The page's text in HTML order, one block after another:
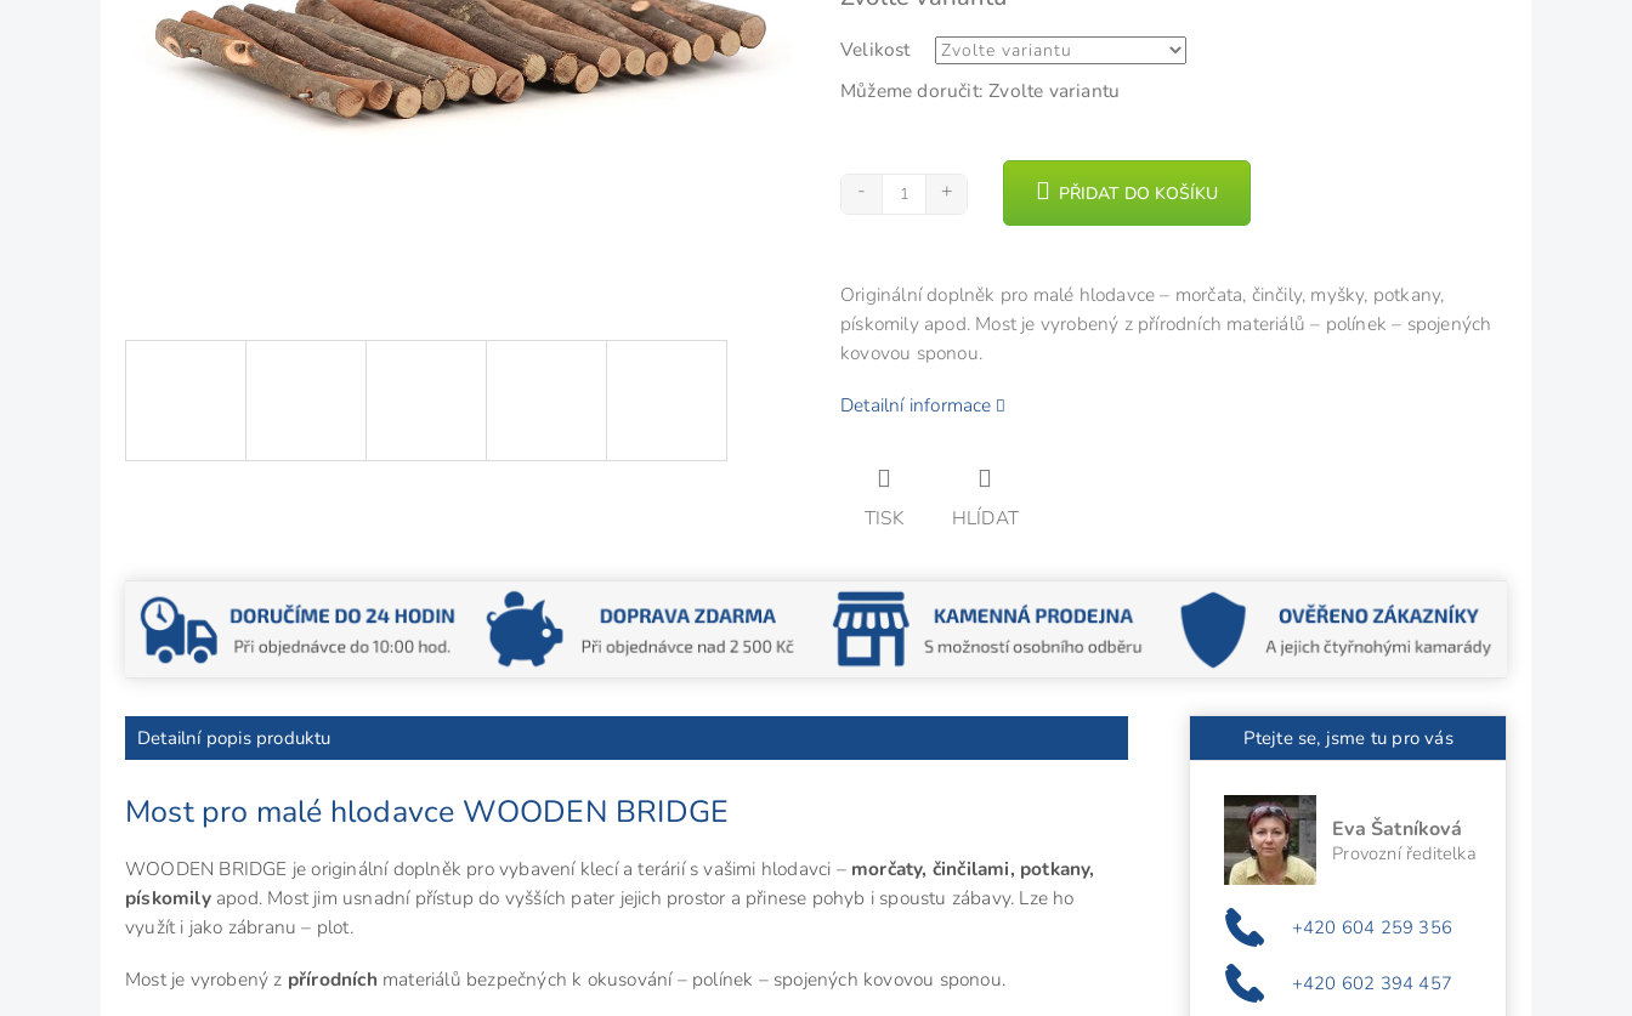
5
hvězdiček.
Velikost
Můžeme doručit: Zvolte variantu
PŘIDAT DO KOŠÍKU
Originální doplněk pro malé hlodavce – morčata, činčily, myšky, potkany,
pískomily apod. Most je vyrobený z přírodních materiálů – polínek – spojených
kovovou sponou.
Detailní informace
TISK HLÍDAT
Detailní popis produktu
Most pro malé hlodavce WOODEN BRIDGE
WOODEN BRIDGE je originální doplněk pro vybavení klecí a terárií s vašimi hlodavci – morčaty, činčilami, potkany,
pískomilyapod. Most jim usnadní přístup do vyšších pater jejich prostor a přinese pohyb i spoustu zábavy. Lze ho
využít i jako zábranu – plot.
Most je vyrobený z přírodních materiálů bezpečných k okusování – polínek – spojených kovovou sponou.
Ptejte se, jsme tu pro vás
Eva Šatníková
Provozní ředitelka
+420 604 259 356
+420 602 394 457